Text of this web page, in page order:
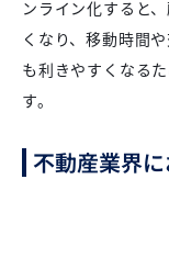
ンライン化すると
くなり、移動時間
も利きやすくなる
す。
不動産業界